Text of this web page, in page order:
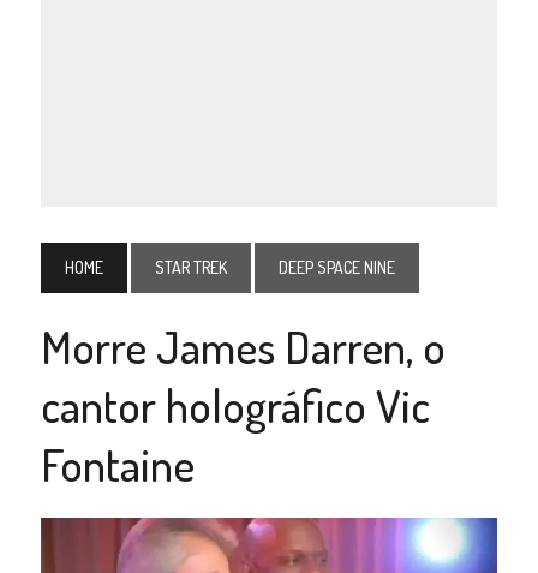
HOME STAR TREK DEEP SPACE NINE
Morre James Darren, o
cantor holográfico Vic
Fontaine